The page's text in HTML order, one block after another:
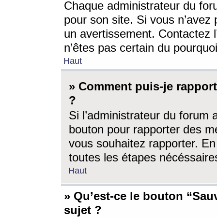
Chaque administrateur du
pour son site. Si vous
un avertissement. Contactez
n’êtes pas certain du
Haut
» Comment puis-je
?
Si l’administrateur du forum
bouton pour rapporter des
vous souhaitez rapporter.
toutes les étapes
Haut
» Qu’est-ce le bouton
sujet ?